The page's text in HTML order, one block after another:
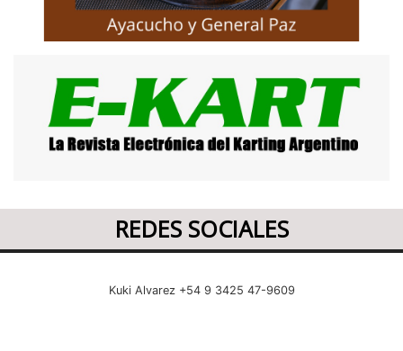
REDES SOCIALES
Kuki Alvarez +54 9 3425 47-9609